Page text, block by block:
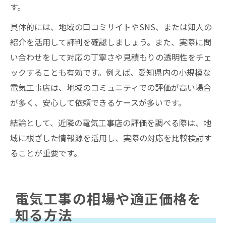
す。
具体的には、地域の口コミサイトやSNS、または知人の
紹介を活用して評判を確認しましょう。また、実際に問
い合わせをして対応の丁寧さや見積もりの透明性をチェ
ックすることも有効です。例えば、愛知県内の小規模な
電気工事店は、地域のコミュニティでの評価が高い場合
が多く、安心して依頼できるケースが多いです。
結論として、近隣の電気工事店の評価を調べる際は、地
域に根ざした情報源を活用し、実際の対応を比較検討す
ることが重要です。
電気工事の相場や適正価格を
知る方法